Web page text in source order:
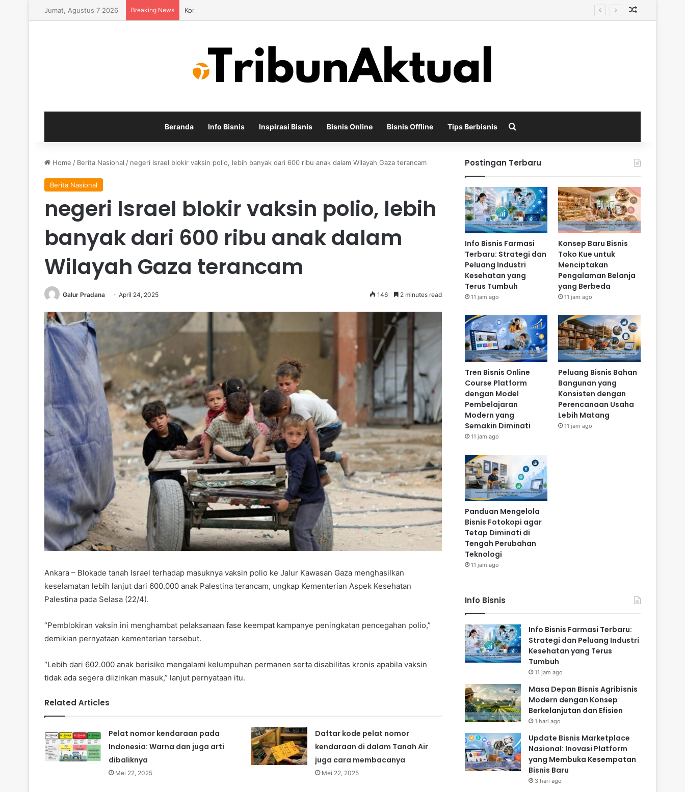
Jumat, Agustus 7 2026 Breaking News Konsep Baru Bisnis Toko Kue untuk Menciptakan Pengalaman Belanja yang Berbeda
Beranda Info Bisnis Inspirasi Bisnis Bisnis Online Bisnis Offline Tips Berbisnis Search for
Home / Berita Nasional / negeri Israel blokir vaksin polio, lebih banyak dari 600 ribu anak dalam Wilayah Gaza terancam
Berita Nasional
negeri Israel blokir vaksin polio, lebih
banyak dari 600 ribu anak dalam
Wilayah Gaza terancam
Galur Pradana April 24, 2025 146 2 minutes read
Ankara – Blokade tanah Israel terhadap masuknya vaksin polio ke Jalur Kawasan Gaza menghasilkan
keselamatan lebih lanjut dari 600.000 anak Palestina terancam, ungkap Kementerian Aspek Kesehatan
Palestina pada Selasa (22/4).
“Pemblokiran vaksin ini menghambat pelaksanaan fase keempat kampanye peningkatan pencegahan polio,”
demikian pernyataan kementerian tersebut.
“Lebih dari 602.000 anak berisiko mengalami kelumpuhan permanen serta disabilitas kronis apabila vaksin
tidak ada segera diizinkan masuk,” lanjut pernyataan itu.
Related Articles
Pelat nomor kendaraan pada
Indonesia: Warna dan juga arti
dibaliknya
Mei 22, 2025
Daftar kode pelat nomor
kendaraan di dalam Tanah Air
juga cara membacanya
Mei 22, 2025
Postingan Terbaru
Info Bisnis Farmasi
Terbaru: Strategi dan
Peluang Industri
Kesehatan yang
Terus Tumbuh
11 jam ago
Konsep Baru Bisnis
Toko Kue untuk
Menciptakan
Pengalaman Belanja
yang Berbeda
11 jam ago
Tren Bisnis Online
Course Platform
dengan Model
Pembelajaran
Modern yang
Semakin Diminati
11 jam ago
Peluang Bisnis Bahan
Bangunan yang
Konsisten dengan
Perencanaan Usaha
Lebih Matang
11 jam ago
Panduan Mengelola
Bisnis Fotokopi agar
Tetap Diminati di
Tengah Perubahan
Teknologi
11 jam ago
Info Bisnis
Info Bisnis Farmasi Terbaru:
Strategi dan Peluang Industri
Kesehatan yang Terus
Tumbuh
11 jam ago
Masa Depan Bisnis Agribisnis
Modern dengan Konsep
Berkelanjutan dan Efisien
1 hari ago
Update Bisnis Marketplace
Nasional: Inovasi Platform
yang Membuka Kesempatan
Bisnis Baru
3 hari ago